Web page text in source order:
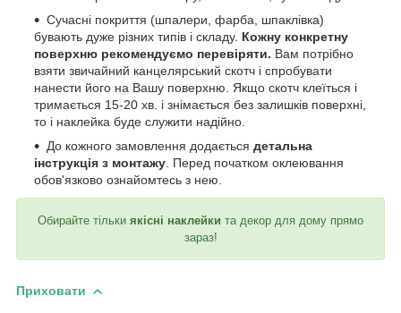
Сучасні покриття (шпалери, фарба, шпаклівка)
бувають дуже різних типів і складу. Кожну конкретну
поверхню рекомендуємо перевіряти. Вам потрібно
взяти звичайний канцелярський скотч і спробувати
нанести його на Вашу поверхню. Якщо скотч клеїться і
тримається 15-20 хв. і знімається без залишків поверхні,
то і наклейка буде служити надійно.
До кожного замовлення додається детальна
інструкція з монтажу . Перед початком оклеювання
обов'язково ознайомтесь з нею.
Обирайте тільки якісні наклейки та декор для дому прямо
зараз!
Приховати